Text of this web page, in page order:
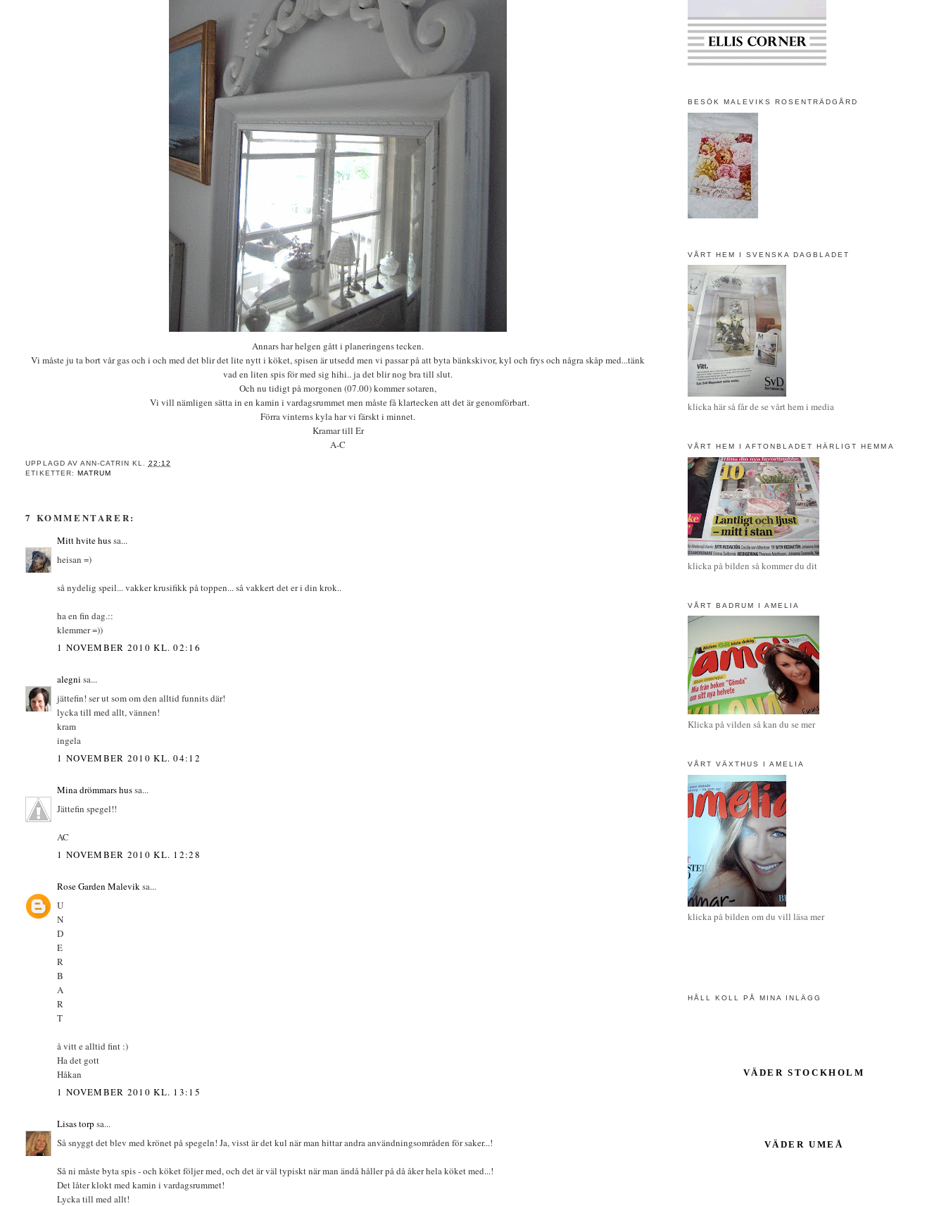
Annars har helgen gått i planeringens tecken.
Vi måste ju ta bort vår gas och i och med det blir det lite nytt i köket, spisen är utsedd men vi passar på att byta bänkskivor, kyl och frys och några skåp med...tänk
vad en liten spis för med sig hihi.. ja det blir nog bra till slut.
Och nu tidigt på morgonen (07.00) kommer sotaren,
Vi vill nämligen sätta in en kamin i vardagsrummet men måste få klartecken att det är genomförbart.
Förra vinterns kyla har vi färskt i minnet.
Kramar till Er
A-C
UPPLAGD AV ANN-CATRIN KL. 22:12
ETIKETTER: MATRUM
7 KOMMENTARER:
Mitt hvite hussa...
heisan =)
så nydelig speil... vakker krusifikk på toppen... så vakkert det er i din krok..
ha en fin dag.::
klemmer =))
1 NOVEMBER 2010 KL. 02:16
alegni sa...
jättefin! ser ut som om den alltid funnits där!
lycka till med allt, vännen!
kram
ingela
1 NOVEMBER 2010 KL. 04:12
Mina drömmars hussa...
Jättefin spegel!!
AC
1 NOVEMBER 2010 KL. 12:28
Rose Garden Maleviksa...
U
N
D
E
R
B
A
R
T
å vitt e alltid fint :)
Ha det gott
Håkan
1 NOVEMBER 2010 KL. 13:15
Lisas torp sa...
Så snyggt det blev med krönet på spegeln! Ja, visst är det kul när man hittar andra användningsområden för saker...!
Så ni måste byta spis - och köket följer med, och det är väl typiskt när man ändå håller på då åker hela köket med...!
Det låter klokt med kamin i vardagsrummet!
Lycka till med allt!
BESÖK MALEVIKS ROSENTRÄDGÅRD
VÅRT HEM I SVENSKA DAGBLADET
klicka här så får de se vårt hem i media
VÅRT HEM I AFTONBLADET HÄRLIGT HEMMA
klicka på bilden så kommer du dit
VÅRT BADRUM I AMELIA
Klicka på vilden så kan du se mer
VÅRT VÄXTHUS I AMELIA
klicka på bilden om du vill läsa mer
HÅLL KOLL PÅ MINA INLÄGG
VÄDER STOCKHOLM
VÄDER UMEÅ